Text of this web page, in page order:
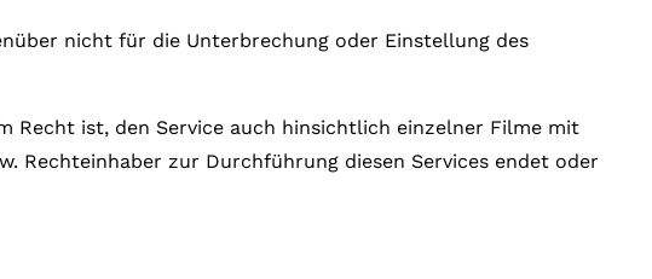
nicht für die Unterbrechung oder Einstellung des
Recht ist, den Service auch hinsichtlich einzelner Filme mit
Rechteinhaber zur Durchführung diesen Services endet oder